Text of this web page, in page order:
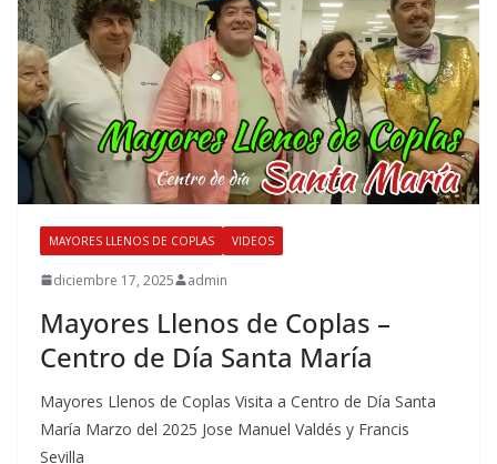
MAYORES LLENOS DE COPLAS VIDEOS
diciembre 17, 2025 admin
Mayores Llenos de Coplas –
Centro de Día Santa María
Mayores Llenos de Coplas Visita a Centro de Día Santa
María Marzo del 2025 Jose Manuel Valdés y Francis
Sevilla